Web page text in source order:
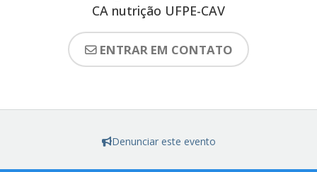
CA nutrição UFPE-CAV
ENTRAR EM CONTATO
Denunciar este evento